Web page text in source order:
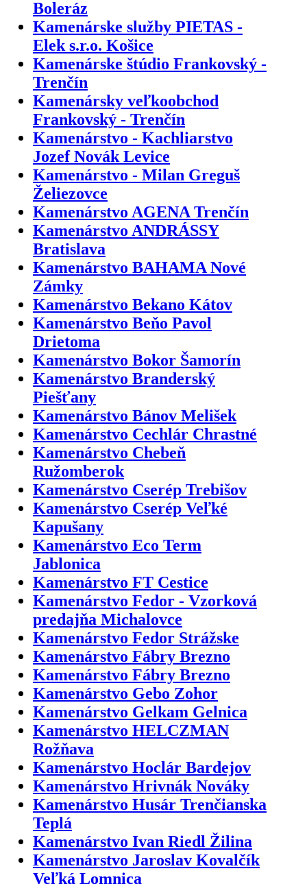
Boleráz
Kamenárske služby PIETAS -
Elek s.r.o. Košice
Kamenárske štúdio Frankovský -
Trenčín
Kamenársky veľkoobchod
Frankovský - Trenčín
Kamenárstvo - Kachliarstvo
Jozef Novák Levice
Kamenárstvo - Milan Greguš
Želiezovce
Kamenárstvo AGENA Trenčín
Kamenárstvo ANDRÁSSY
Bratislava
Kamenárstvo BAHAMA Nové
Zámky
Kamenárstvo Bekano Kátov
Kamenárstvo Beňo Pavol
Drietoma
Kamenárstvo Bokor Šamorín
Kamenárstvo Branderský
Piešťany
Kamenárstvo Bánov Melišek
Kamenárstvo Cechlár Chrastné
Kamenárstvo Chebeň
Ružomberok
Kamenárstvo Cserép Trebišov
Kamenárstvo Cserép Veľké
Kapušany
Kamenárstvo Eco Term
Jablonica
Kamenárstvo FT Cestice
Kamenárstvo Fedor - Vzorková
predajňa Michalovce
Kamenárstvo Fedor Strážske
Kamenárstvo Fábry Brezno
Kamenárstvo Fábry Brezno
Kamenárstvo Gebo Zohor
Kamenárstvo Gelkam Gelnica
Kamenárstvo HELCZMAN
Rožňava
Kamenárstvo Hoclár Bardejov
Kamenárstvo Hrivnák Nováky
Kamenárstvo Husár Trenčianska
Teplá
Kamenárstvo Ivan Riedl Žilina
Kamenárstvo Jaroslav Kovalčík
Veľká Lomnica